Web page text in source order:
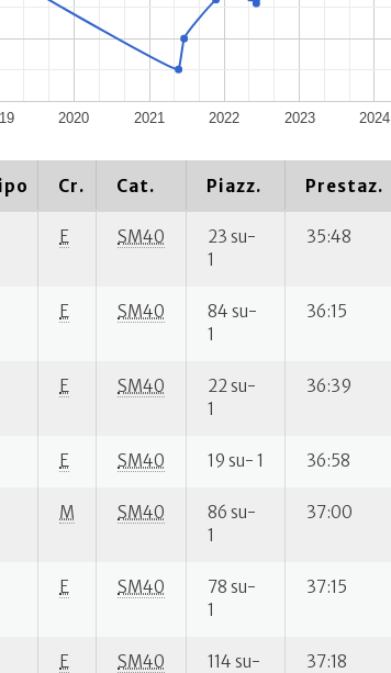
2020 2021 2022 2023 2024
Cr. Cat. Piazz. Prestaz.
E SM40
23 su-
1
35:48
E SM40
84 su-
1
36:15
E SM40
22 su-
1
36:39
E SM40 19 su- 1 36:58
M SM40
86 su-
1
37:00
E SM40
78 su-
1
37:15
E SM40
114 su-
37:18